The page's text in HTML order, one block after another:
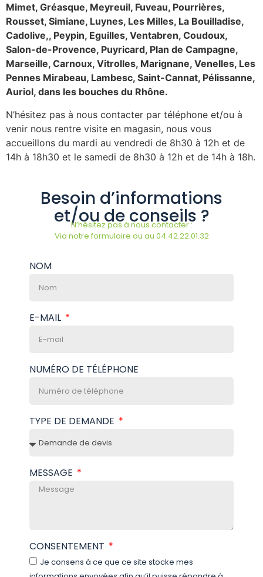
Mimet, Gréasque, Meyreuil, Fuveau, Pourrières,
Rousset, Simiane, Luynes, Les Milles, La Bouilladise,
Cadolive,, Peypin, Eguilles, Ventabren, Coudoux,
Salon-de-Provence, Puyricard, Plan de Campagne,
Marseille, Carnoux, Vitrolles, Marignane, Venelles, Les
Pennes Mirabeau, Lambesc, Saint-Cannat, Pélissanne,
Auriol, dans les bouches du Rhône.
N’hésitez pas à nous contacter par téléphone et/ou à
venir nous rentre visite en magasin, nous vous
accueillons du mardi au vendredi de 8h30 à 12h et de
14h à 18h30 et le samedi de 8h30 à 12h et de 14h à 18h.
Besoin d’informations
et/ou de conseils ?
N’hésitez pas à nous contacter :
Via notre formulaire ou au 04.42.22.01.32
NOM
E-MAIL
NUMÉRO DE TÉLÉPHONE
TYPE DE DEMANDE
MESSAGE
CONSENTEMENT
Je consens à ce que ce site stocke mes